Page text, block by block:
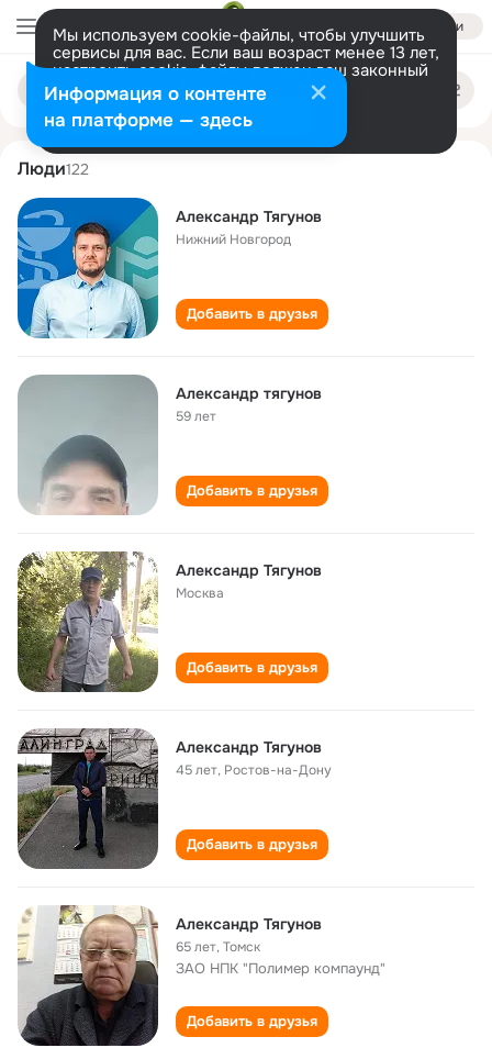
Войти
Мы используем cookie-файлы, чтобы улучшить
сервисы для вас. Если ваш возраст менее 13 лет,
настроить cookie-файлы должен ваш законный
представитель. Больше информации
Разрешить все Настроить
Поиск
людям
aleksandr tyagunov
Люди122
Александр Тягунов
Нижний Новгород
Добавить в друзья
Александр тягунов
59 лет
Добавить в друзья
Александр Тягунов
Москва
Добавить в друзья
Александр Тягунов
45 лет, Ростов-на-Дону
Добавить в друзья
Александр Тягунов
65 лет,Томск
ЗАО НПК "Полимер компаунд"
Добавить в друзья
Информация о контенте
на платформе — здесь